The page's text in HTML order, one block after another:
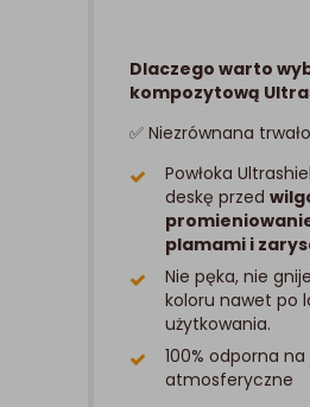
Dlaczego warto
kompozytową
✅ Niezrównana
Powłoka
deskę przed
plamami i
Nie pęka, nie
koloru nawet po
użytkowania.
100% odporna
atmosferyczne